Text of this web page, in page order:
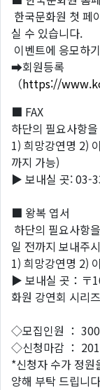
한국문화원 첫 페
실 수 있습니다.
이벤트에 응모하
➡회원등록
（https://
■ FAX
하단의 필요사항
1) 희망강연명 2)
까지 가능)
▶ 보내실 곳: 03-
■ 왕복 엽서
하단의 필요사항
일 전까지 보내주
1) 희망강연명 2)
▶ 보내실 곳：〒
화원 강연회 시리
◇모집인원 ： 300
◇신청마감 ：
*신청자 수가 정원
양해 부탁 드립니